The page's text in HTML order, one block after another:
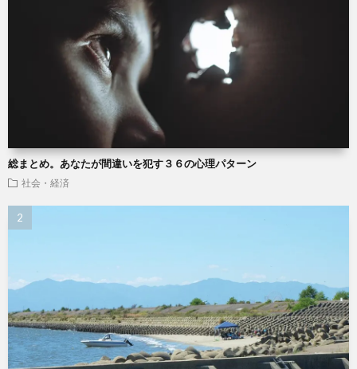
総まとめ。あなたが間違いを犯す３６の心理パターン
社会・経済